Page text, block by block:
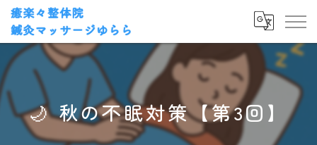
🌙 秋の不眠対策【第3回】